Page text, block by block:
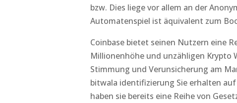
bzw. Dies liege vor allem an der
Automatenspiel ist äquivalent zum
Coinbase bietet seinen Nutzern eine
Millionenhöhe und unzähligen Krypto
Stimmung und Verunsicherung am
bitwala identifizierung Sie erhalten
haben sie bereits eine Reihe von